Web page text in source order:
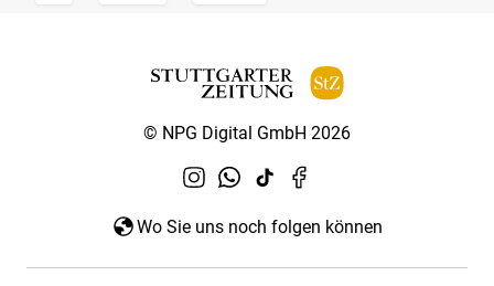
© NPG Digital GmbH 2026
Wo Sie uns noch folgen können